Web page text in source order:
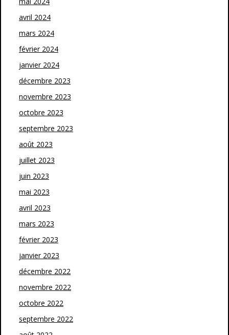
avril 2024
mars 2024
février 2024
janvier 2024
décembre 2023
novembre 2023
octobre 2023
septembre 2023
août 2023
juillet 2023
juin 2023
mai 2023
avril 2023
mars 2023
février 2023
janvier 2023
décembre 2022
novembre 2022
octobre 2022
septembre 2022